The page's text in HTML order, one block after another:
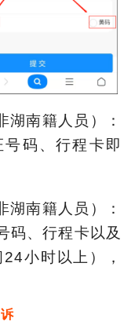
湖南籍人员）：
号码、行程卡即
湖南籍人员）：
码、行程卡以及
小时以上），